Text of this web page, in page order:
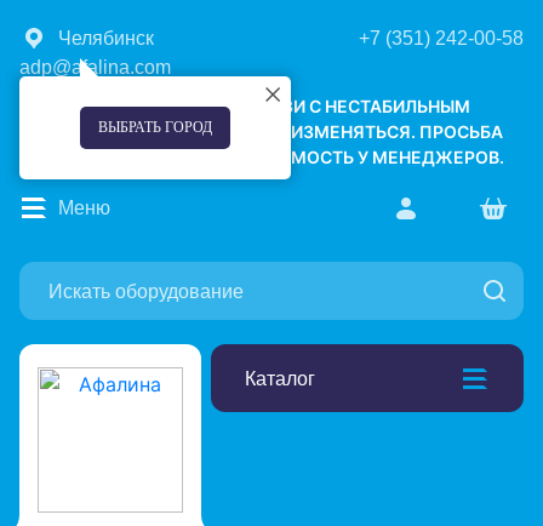
Челябинск
ВЫБРАТЬ ГОРОД
+7 (351) 242-00-58
adp@afalina.com
УВАЖАЕМЫЕ КЛИЕНТЫ! В СВЯЗИ С НЕСТАБИЛЬНЫМ
КУРСОМ ВАЛЮТ, ЦЕНЫ МОГУТ ИЗМЕНЯТЬСЯ. ПРОСЬБА
УТОЧНЯТЬ АКТУАЛЬНУЮ СТОИМОСТЬ У МЕНЕДЖЕРОВ.
Каталог
Меню